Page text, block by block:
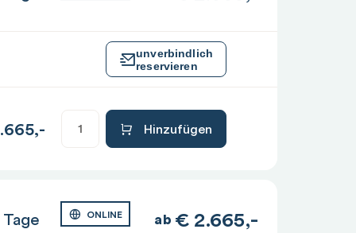
unverbindlich
reservieren
Hinzufügen
ONLINE ab € 2.665,-